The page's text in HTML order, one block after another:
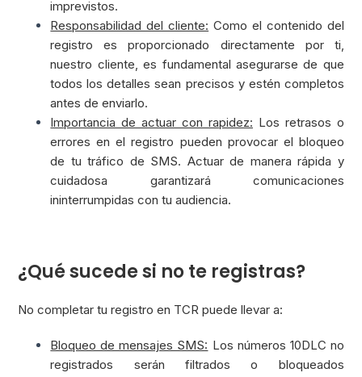
imprevistos.
Responsabilidad del cliente: Como el contenido del
registro es proporcionado directamente por ti,
nuestro cliente, es fundamental asegurarse de que
todos los detalles sean precisos y estén completos
antes de enviarlo.
Importancia de actuar con rapidez: Los retrasos o
errores en el registro pueden provocar el bloqueo
de tu tráfico de SMS. Actuar de manera rápida y
cuidadosa garantizará comunicaciones
ininterrumpidas con tu audiencia.
¿Qué sucede si no te registras?
No completar tu registro en TCR puede llevar a:
Bloqueo de mensajes SMS: Los números 10DLC no
registrados serán filtrados o bloqueados